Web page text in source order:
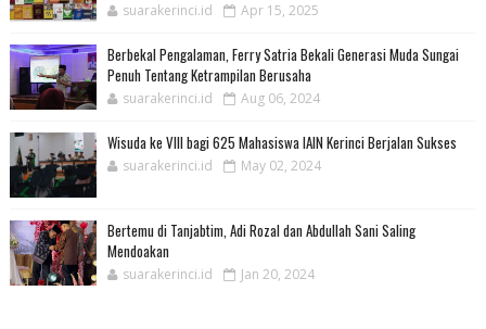
suarakerinci.id Apr 15, 2025
Berbekal Pengalaman, Ferry Satria Bekali Generasi Muda Sungai
Penuh Tentang Ketrampilan Berusaha
suarakerinci.id Aug 06, 2024
Wisuda ke VIII bagi 625 Mahasiswa IAIN Kerinci Berjalan Sukses
suarakerinci.id May 02, 2024
Bertemu di Tanjabtim, Adi Rozal dan Abdullah Sani Saling
Mendoakan
suarakerinci.id Jan 20, 2024